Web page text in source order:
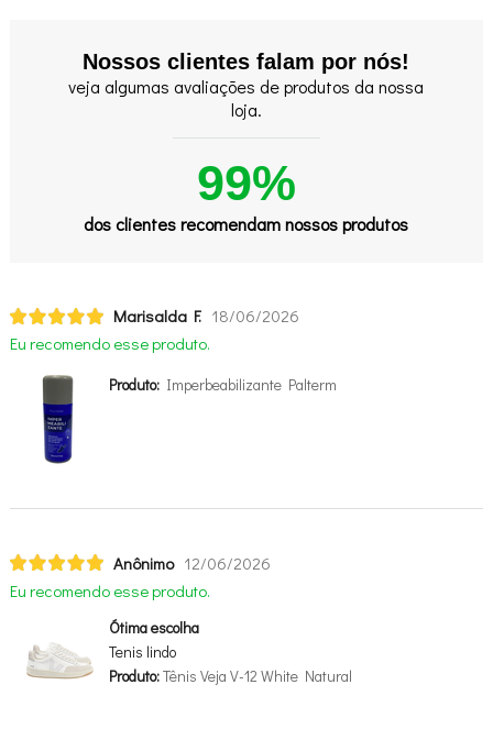
Nossos clientes falam por nós!
veja algumas avaliações de produtos da nossa
loja.
99%
dos clientes recomendam nossos produtos
Marisalda F. 18/06/2026
Eu recomendo esse produto.
Produto:Imperbeabilizante Palterm
Anônimo 12/06/2026
Eu recomendo esse produto.
Ótima escolha
Tenis lindo
Produto:Tênis Veja V-12 White Natural